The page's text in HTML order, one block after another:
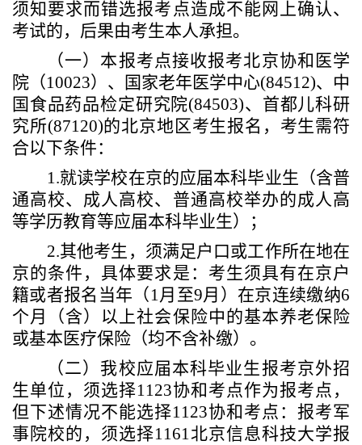
须知要求而错选报考点造成不能网上确认、
考试的，后果由考生本人承担。
（一）本报考点接收报考北京协和医学
院（10023）、 国家老年医学中心(84512)、中
国食品药品检定研究院(84503)、首都儿科研
究所(87120)的北京地区考生报名，考生需符
合以下条件：
1.就读学校在京的应届本科毕业生（含普
通高校、成人高校、普通高校举办的成人高
等学历教育等应届本科毕业生）；
2.其他考生，须满足户口或工作所在地在
京的条件，具体要求是：考生须具有在京户
籍或者报名当年（1月至9月）在京连续缴纳6
个月（含）以上社会保险中的基本养老保险
或基本医疗保险（均不含补缴）。
（二）我校应届本科毕业生报考京外招
生单位，须选择1123协和考点作为报考点，
但下述情况不能选择1123协和考点：报考军
事院校的，须选择1161北京信息科技大学报